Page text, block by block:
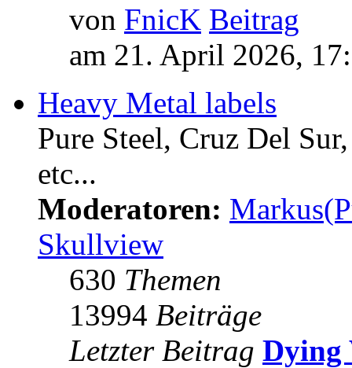
von FnicK
am 21. April 2026,
Heavy Metal labels
Pure Steel, Cruz Del
etc...
Moderatoren:
Skullview
630 Themen
13994 Beiträge
Letzter Beitrag Dying